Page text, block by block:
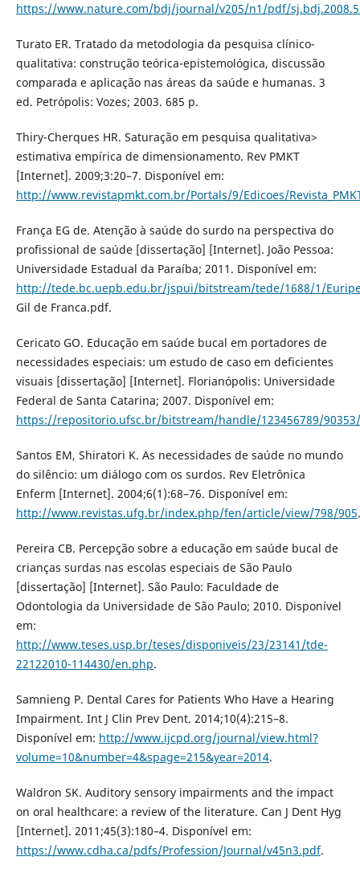
https://www.nature.com/bdj/journal/v205/n1/pdf/
Turato ER. Tratado da metodologia da pesquisa clínico-
qualitativa: construção teórica-epistemológica, discussão
comparada e aplicação nas áreas da saúde e humanas. 3
ed. Petrópolis: Vozes; 2003. 685 p.
Thiry-Cherques HR. Saturação em pesquisa qualitativa>
estimativa empírica de dimensionamento. Rev PMKT
[Internet]. 2009;3:20–7. Disponível em:
http://www.revistapmkt.com.br/Portals/9/Edicoes/
França EG de. Atenção à saúde do surdo na perspectiva do
profissional de saúde [dissertação] [Internet]. João Pessoa:
Universidade Estadual da Paraíba; 2011. Disponível em:
http://tede.bc.uepb.edu.br/jspui/bitstream/tede/1688/1/
Gil de Franca.pdf.
Cericato GO. Educação em saúde bucal em portadores de
necessidades especiais: um estudo de caso em deficientes
visuais [dissertação] [Internet]. Florianópolis: Universidade
Federal de Santa Catarina; 2007. Disponível em:
https://repositorio.ufsc.br/bitstream/handle/123456789/
Santos EM, Shiratori K. As necessidades de saúde no mundo
do silêncio: um diálogo com os surdos. Rev Eletrônica
Enferm [Internet]. 2004;6(1):68–76. Disponível em:
http://www.revistas.ufg.br/index.php/fen/article/view/798/905.
Pereira CB. Percepção sobre a educação em saúde bucal de
crianças surdas nas escolas especiais de São Paulo
[dissertação] [Internet]. São Paulo: Faculdade de
Odontologia da Universidade de São Paulo; 2010. Disponível
em:
http://www.teses.usp.br/teses/disponiveis/23/23141/tde-
22122010-114430/en.php.
Samnieng P. Dental Cares for Patients Who Have a Hearing
Impairment. Int J Clin Prev Dent. 2014;10(4):215–8.
Disponível em: http://www.ijcpd.org/journal/view.html?
volume=10&number=4&spage=215&year=2014.
Waldron SK. Auditory sensory impairments and the impact
on oral healthcare: a review of the literature. Can J Dent Hyg
[Internet]. 2011;45(3):180–4. Disponível em:
https://www.cdha.ca/pdfs/Profession/Journal/v45n3.pdf.